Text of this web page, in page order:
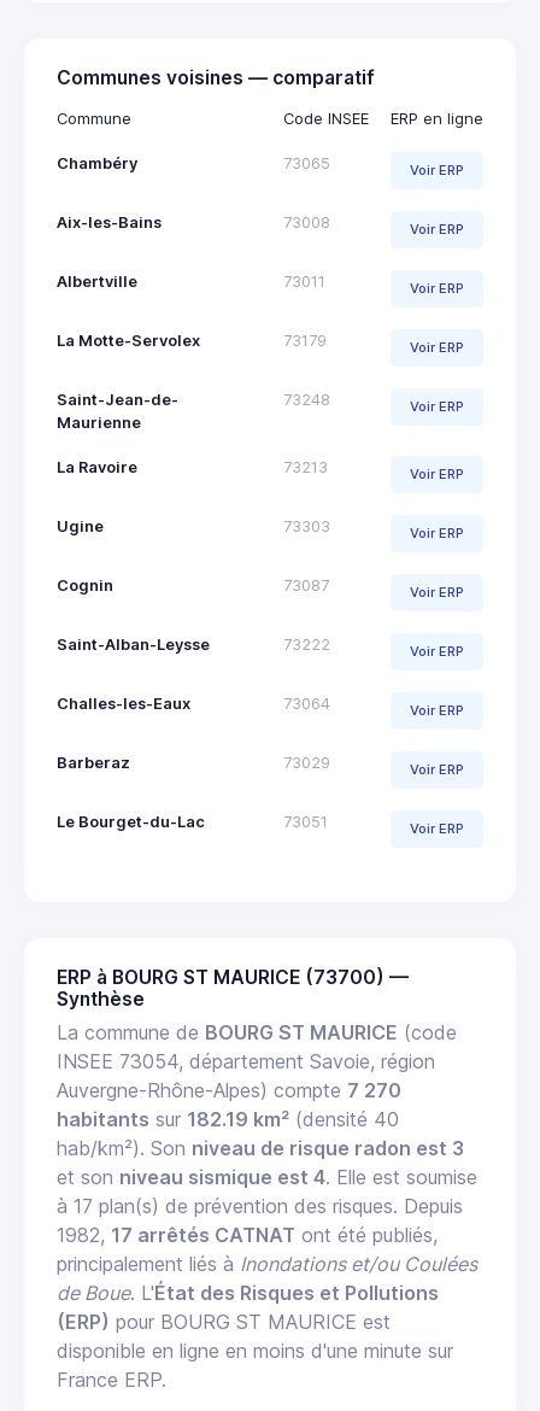
Communes voisines — comparatif
Commune Code INSEE ERP en ligne
Chambéry 73065 Voir ERP
Aix-les-Bains 73008 Voir ERP
Albertville 73011 Voir ERP
La Motte-Servolex 73179 Voir ERP
Saint-Jean-de-
Maurienne
73248 Voir ERP
La Ravoire 73213 Voir ERP
Ugine 73303 Voir ERP
Cognin 73087 Voir ERP
Saint-Alban-Leysse 73222 Voir ERP
Challes-les-Eaux 73064 Voir ERP
Barberaz 73029 Voir ERP
Le Bourget-du-Lac 73051 Voir ERP
ERP à BOURG ST MAURICE (73700) —
Synthèse
La commune de BOURG ST MAURICE (code
INSEE 73054, département Savoie, région
Auvergne-Rhône-Alpes) compte 7 270
habitants sur 182.19 km² (densité 40
hab/km²). Son niveau de risque radon est 3
et son niveau sismique est 4. Elle est soumise
à 17 plan(s) de prévention des risques. Depuis
1982, 17 arrêtés CATNAT ont été publiés,
principalement liés à Inondations et/ou Coulées
de Boue. L'État des Risques et Pollutions
(ERP) pour BOURG ST MAURICE est
disponible en ligne en moins d'une minute sur
France ERP.